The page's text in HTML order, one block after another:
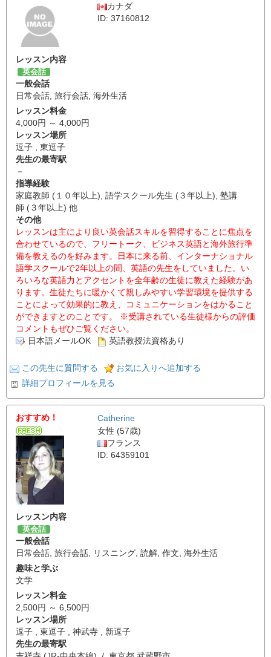
カナダ
ID: 37160812
レッスン内容
英会話
一般会話
日常会話, 旅行会話, 海外生活
レッスン料金
4,000円 ～ 4,000円
レッスン場所
逗子 , 東逗子
先生の最寄駅
－
指導経験
家庭教師 (１０年以上), 語学スクール先生 (３年以上), 塾講
師 (３年以上) 他
その他
レッスンは主により良い英会話スキルを習得することに焦点を
合わせているので、フリートーク、ビジネス英語と海外旅行準
備を教えるのを好みます。日本に来る前、インターナショナル
語学スクールで2年以上の間、英語の先生をしていました。い
ろいろな英語力とアクセントを全年齢の生徒に教えた経験があ
ります。生徒たちに暖かくて親しみやすい学習環境を提供する
ことによって効果的に教え、コミュニケーションをはかること
ができますとのことです。 ※受講されている生徒様からの評価
コメントもぜひご覧ください。
日本語メールOK
英語教授法資格あり
この先生に質問する
お気に入りへ追加する
詳細プロフィールを見る
おすすめ！
Catherine
女性 (57歳)
フランス
ID: 64359101
レッスン内容
英会話
一般会話
日常会話 旅行会話 リスニング 読解 作文 海外生活
趣味と学ぶ
文学
レッスン料金
2,500円 ～ 6,500円
レッスン場所
逗子 , 東逗子 , 神武寺 , 新逗子
先生の最寄駅